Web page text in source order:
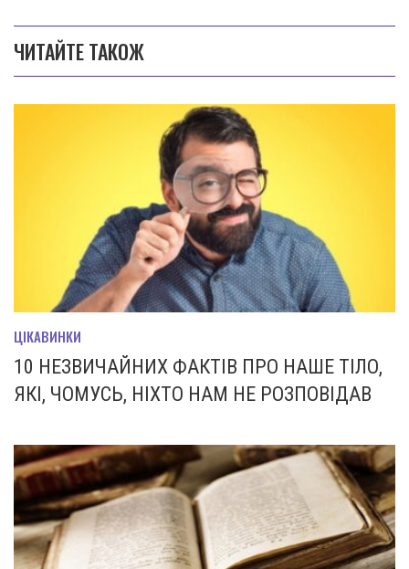
ЧИТАЙТЕ ТАКОЖ
ЦІКАВИНКИ
10 НЕЗВИЧАЙНИХ ФАКТІВ ПРО НАШЕ ТІЛО,
ЯКІ, ЧОМУСЬ, НІХТО НАМ НЕ РОЗПОВІДАВ